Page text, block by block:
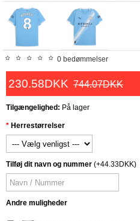
0 bedømmelser
230.58DKK 744.07DKK
Tilgængelighed: På lager
Herrestørrelser
Tilføj dit navn og nummer (+44.33DKK)
Andre muligheder